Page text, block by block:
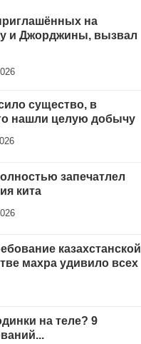
на
и Джорджины, вызвал
существо, в
нашли целую добычу
запечатлел
кита
казахстанской
махра удивило всех
на теле? 9